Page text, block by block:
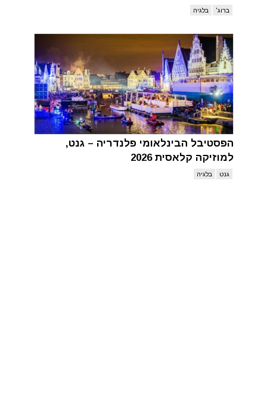
ברוג' בלגיה
הפסטיבל הבינלאומי פלנדריה – גנט,
למוזיקה קלאסית 2026
גנט בלגיה